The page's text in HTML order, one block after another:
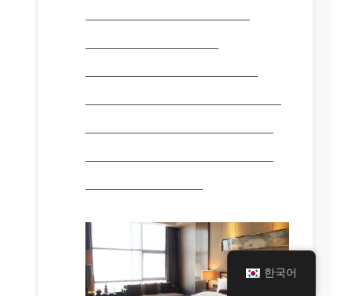
Lorem ipsum dolor sit
amet, consectetur
adipiscing elit. Donec
posuere augue quam. Proin
ligula ligula, rutrum ut
consectetur id,tincidunt
sit amet ipsum.
한국어